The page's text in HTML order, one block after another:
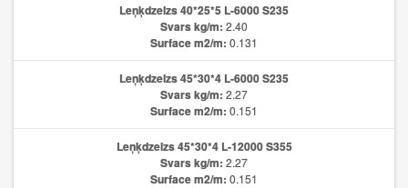
Leņķdzelzs 40*25*5 L-6000 S235
Svars kg/m: 2.40
Surface m2/m: 0.131
Leņķdzelzs 45*30*4 L-6000 S235
Svars kg/m: 2.27
Surface m2/m: 0.151
Leņķdzelzs 45*30*4 L-12000 S355
Svars kg/m: 2.27
Surface m2/m: 0.151